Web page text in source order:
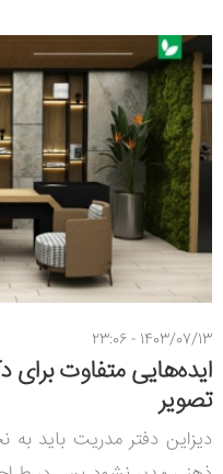
1403/07/13 - 23:06
ایده‌هایی متفاوت برای
تصویر
دیزاین دفتر مدریت باید